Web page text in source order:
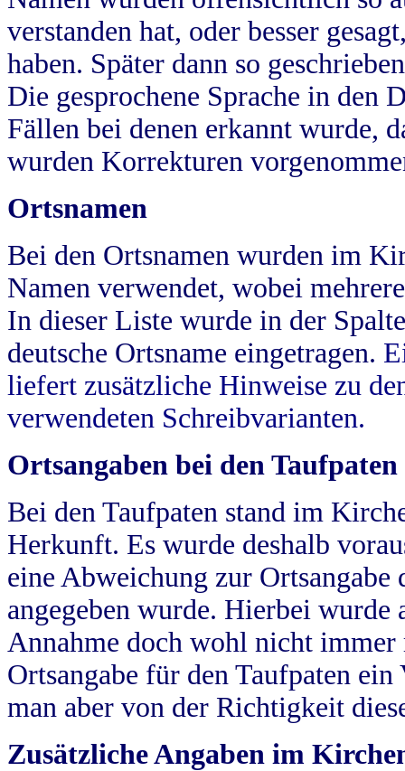
verstanden hat, oder besser
haben. Später dann so
Die gesprochene Sprache in
Fällen bei denen erkannt wurde,
wurden Korrekturen
Ortsnamen
Bei den Ortsnamen wurden im
Namen verwendet, wobei
In dieser Liste wurde in der
deutsche Ortsname eingetragen.
liefert zusätzliche Hinweise zu
verwendeten Schreibvarianten.
Ortsangaben bei den Taufpaten
Bei den Taufpaten stand im
Herkunft. Es wurde deshalb
eine Abweichung zur
angegeben wurde. Hierbei wurde
Annahme doch wohl nicht
Ortsangabe für den Taufpaten
man aber von der Richtigkeit
Zusätzliche Angaben im